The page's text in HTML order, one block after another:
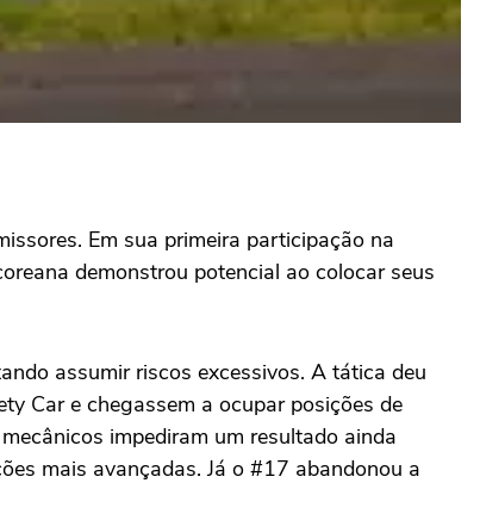
Em sua primeira participação na
demonstrou potencial ao colocar seus
assumir riscos excessivos. A tática deu
Car e chegassem a ocupar posições de
impediram um resultado ainda
mais avançadas. Já o #17 abandonou a